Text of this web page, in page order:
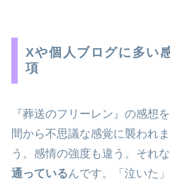
Xや個人ブログに多い
項
『葬送のフリーレン』の感想
間から不思議な感覚に襲われ
う。感情の強度も違う。それな
通っているんです。「泣いた